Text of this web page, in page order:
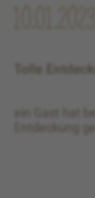
Tolle
ein Gast hat
Entdeckung